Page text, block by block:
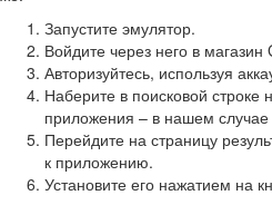
Запустите эмулятор.
Войдите через него в магазин
Авторизуйтесь, используя
Наберите в поисковой строке
приложения – в нашем
Перейдите на страницу
к приложению.
Установите его нажатием на